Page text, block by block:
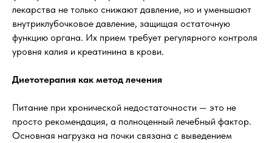
лекарства не только снижают давление, но и уменьшают
внутриклубочковое давление, защищая остаточную
функцию органа. Их прием требует регулярного контроля
уровня калия и креатинина в крови.
Диетотерапия как метод лечения
Питание при хронической недостаточности — это не
просто рекомендация, а полноценный лечебный фактор.
Основная нагрузка на почки связана с выведением